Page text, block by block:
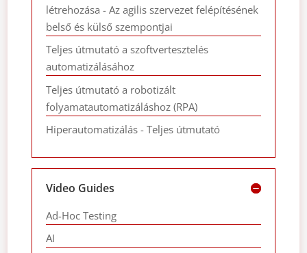
létrehozása - Az agilis szervezet felépítésének
belső és külső szempontjai
Teljes útmutató a szoftvertesztelés
automatizálásához
Teljes útmutató a robotizált
folyamatautomatizáláshoz (RPA)
Hiperautomatizálás - Teljes útmutató
Video Guides
Ad-Hoc Testing
AI